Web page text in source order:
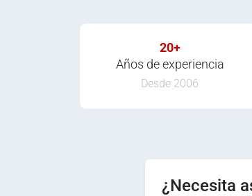
20+
Años de experiencia
Desde 2006
¿Necesita